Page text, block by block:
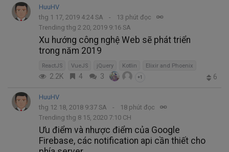
HuuHV
thg 1 17, 2019 4:24 SA
13 phút đọc
Trending thg 2 20, 2019 9:16 SA
Xu hướng công nghệ Web sẽ phát triển
trong năm 2019
ReactJS VueJS jQuery Kotlin Elixir and Phoenix
2.2K 4 3 +1 6
HuuHV
thg 12 18, 2018 9:37 SA
18 phút đọc
Trending thg 8 15, 2020 7:10 CH
Ưu điểm và nhược điểm của Google
Firebase, các notification api cần thiết cho